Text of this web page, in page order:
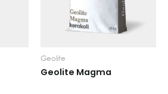
Geolite
Geolite Magma